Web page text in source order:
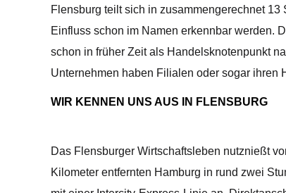
Flensburg teilt sich in zusammengerechnet
Einfluss schon im Namen erkennbar werden.
schon in früher Zeit als Handelsknotenpunkt
Unternehmen haben Filialen oder sogar ihren
WIR KENNEN UNS AUS IN FLENSBURG
Das Flensburger Wirtschaftsleben nutznießt
Kilometer entfernten Hamburg in rund zwei